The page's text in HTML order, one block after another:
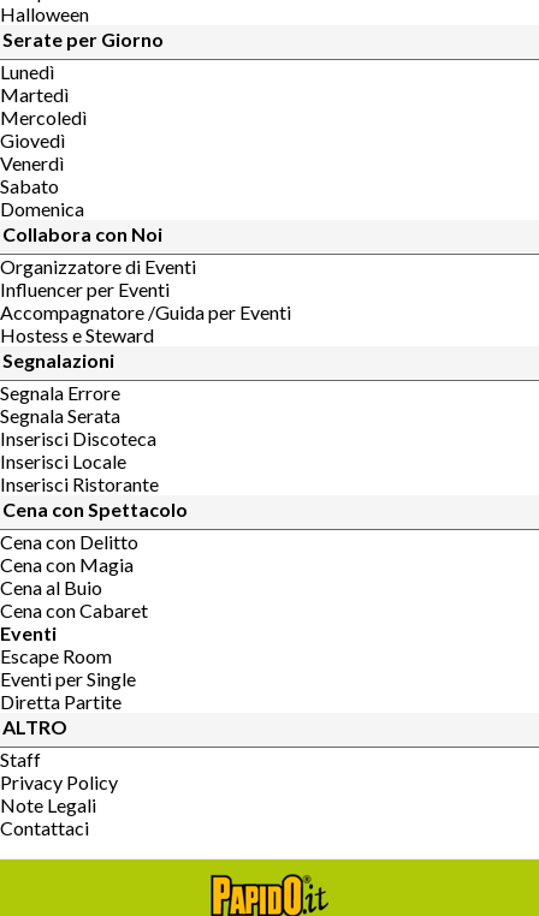
Halloween
Serate per Giorno
Lunedì
Martedì
Mercoledì
Giovedì
Venerdì
Sabato
Domenica
Collabora con Noi
Organizzatore di Eventi
Influencer per Eventi
Accompagnatore /Guida per Eventi
Hostess e Steward
Segnalazioni
Segnala Errore
Segnala Serata
Inserisci Discoteca
Inserisci Locale
Inserisci Ristorante
Cena con Spettacolo
Cena con Delitto
Cena con Magia
Cena al Buio
Cena con Cabaret
Eventi
Escape Room
Eventi per Single
Diretta Partite
ALTRO
Staff
Privacy Policy
Note Legali
Contattaci